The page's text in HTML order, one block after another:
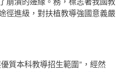
崩潰的邊緣。務，標志著我國教
徑進級，對扶植教導強國意義嚴
質本科教導招生範圍”，經然